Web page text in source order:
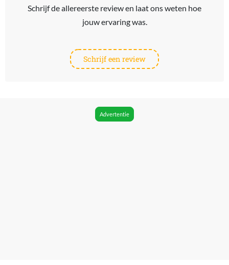
Schrijf de allereerste review en laat ons weten hoe
jouw ervaring was.
Schrijf een review
Advertentie